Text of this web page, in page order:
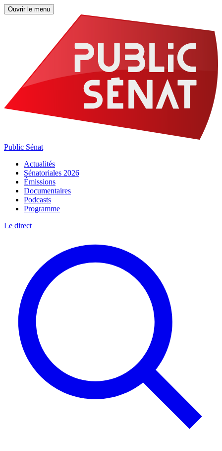
Ouvrir le menu
Public Sénat
Actualités
Sénatoriales 2026
Émissions
Documentaires
Podcasts
Programme
Le direct